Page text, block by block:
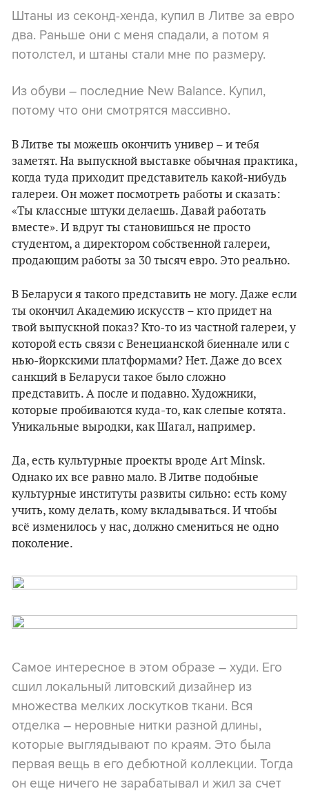
Штаны из секонд-хенда, купил в Литве за евро
два. Раньше они с меня спадали, а потом я
потолстел, и штаны стали мне по размеру.
Из обуви – последние New Balance. Купил,
потому что они смотрятся массивно.
В Литве ты можешь окончить универ – и тебя
заметят. На выпускной выставке обычная практика,
когда туда приходит представитель какой-нибудь
галереи. Он может посмотреть работы и сказать:
«Ты классные штуки делаешь. Давай работать
вместе». И вдруг ты становишься не просто
студентом, а директором собственной галереи,
продающим работы за 30 тысяч евро. Это реально.
В Беларуси я такого представить не могу. Даже если
ты окончил Академию искусств – кто придет на
твой выпускной показ? Кто-то из частной галереи, у
которой есть связи с Венецианской биеннале или с
нью-йоркскими платформами? Нет. Даже до всех
санкций в Беларуси такое было сложно
представить. А после и подавно. Художники,
которые пробиваются куда-то, как слепые котята.
Уникальные выродки, как Шагал, например.
Да, есть культурные проекты вроде Art Minsk.
Однако их все равно мало. В Литве подобные
культурные институты развиты сильно: есть кому
учить, кому делать, кому вкладываться. И чтобы
всё изменилось у нас, должно смениться не одно
поколение.
Самое интересное в этом образе – худи. Его
сшил локальный литовский дизайнер из
множества мелких лоскутков ткани. Вся
отделка – неровные нитки разной длины,
которые выглядывают по краям. Это была
первая вещь в его дебютной коллекции. Тогда
он еще ничего не зарабатывал и жил за счет